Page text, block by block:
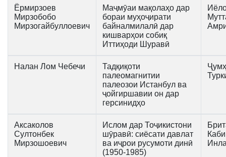
Ёрмирзоев
Мирзобобо
Мирзогайбуллоевич
Маҷмӯаи мақолаҳо дар
бораи муҳоҷирати
байналмилалӣ дар
кишварҳои собиқ
Иттиҳоди Шуравӣ
Налан Лом Чебечи
Тадқиқоти
палеомагнитии
палеозои Истанбул ва
ҷойгиршавии он дар
герсинидҳо
Аксаколов
Султонбек
Мирзошоевич
Ислом дар Тоҷикистони
шӯравӣ: сиёсати давлат
ва иҷрои русумоти динӣ
(1950-1985)